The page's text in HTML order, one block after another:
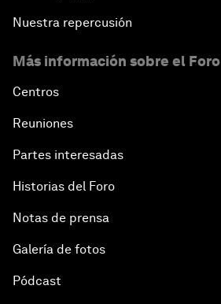
Nuestra repercusión
Más información sobre el Foro
Centros
Reuniones
Partes interesadas
Historias del Foro
Notas de prensa
Galería de fotos
Pódcast